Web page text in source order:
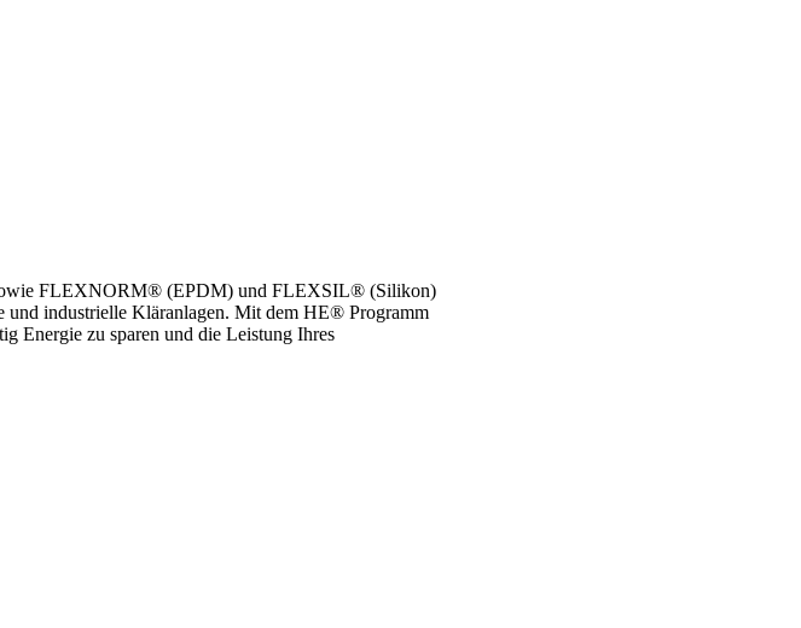
FLEXNORM® (EPDM) und FLEXSIL® (Silikon)
und industrielle Kläranlagen. Mit dem HE® Programm
Energie zu sparen und die Leistung Ihres